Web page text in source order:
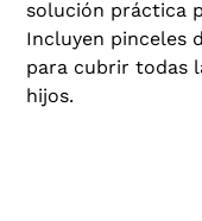
solución práctica
Incluyen pinceles
para cubrir todas
hijos.